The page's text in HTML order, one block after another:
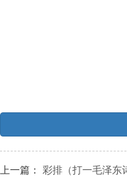
上一篇： 彩排（打一毛泽东